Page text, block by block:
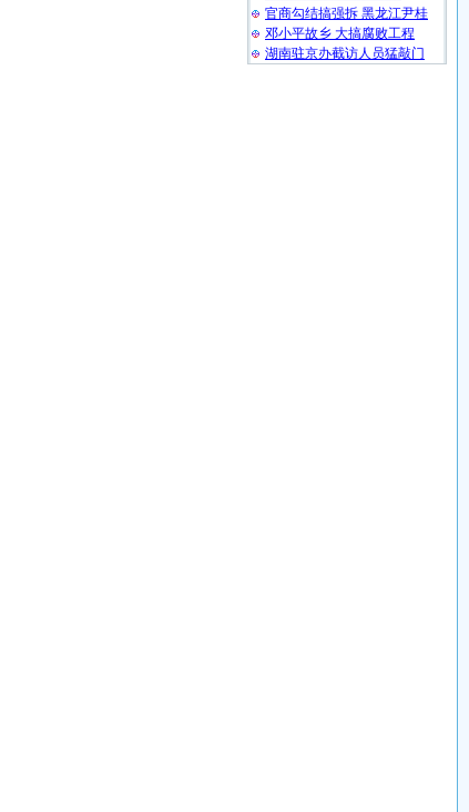
官商勾结搞强拆 黑龙江尹桂
邓小平故乡 大搞腐败工程
湖南驻京办截访人员猛敲门